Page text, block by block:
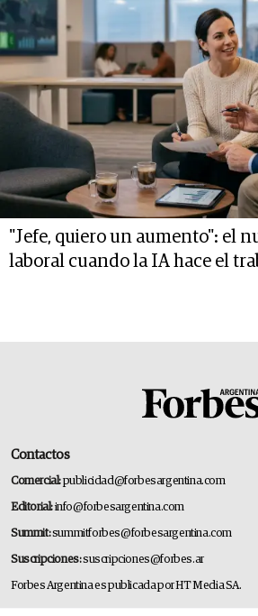
"Jefe, quiero un aumento": el
laboral cuando la IA hace el
Contactos
Comercial:publicidad@forbesargentina.com
Editorial:info@forbesargentina.com
Summit:summitforbes@forbesargentina.com
Suscripciones:suscripciones@forbes.ar
Forbes Argentina es publicada por HT Media SA.